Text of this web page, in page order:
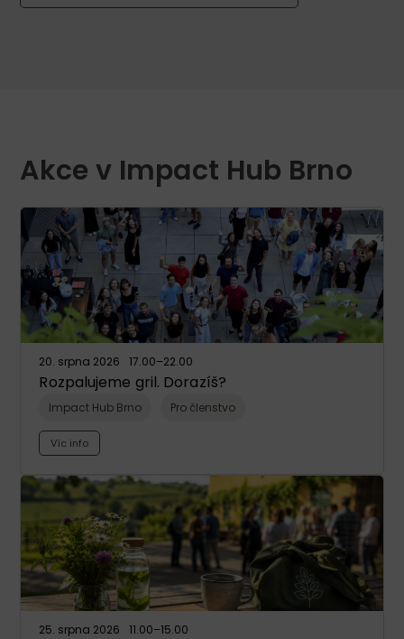
Akce v Impact Hub Brno
20. srpna 2026 17.00–22.00
Rozpalujeme gril. Dorazíš?
Impact Hub Brno Pro členstvo
Víc info
25. srpna 2026 11.00–15.00